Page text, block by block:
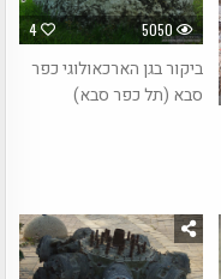
4 5050
ביקור בגן הארכאולוגי כפר
סבא (תל כפר סבא)